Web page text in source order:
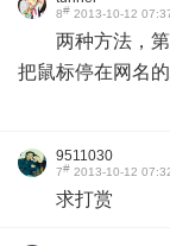
8# 2013-10-12
两种方法，
把鼠标停在网名
9511030
7# 2013-10-12
求打赏